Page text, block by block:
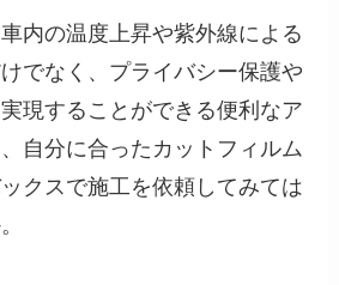
内の温度上昇や紫外線による
でなく、プライバシー保護や
現することができる便利なア
自分に合ったカットフィルム
クスで施工を依頼してみては